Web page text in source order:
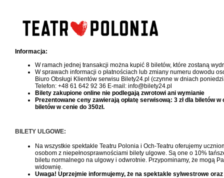
Informacja:
W ramach jednej transakcji można kupić 8 biletów, które zostaną
W sprawach informacji o płatnościach lub zmiany numeru dowodu
Biuro Obsługi Klientów serwisu Bilety24.pl (czynne w dniach
Telefon: +48 61 642 92 36 E-mail: info@bilety24.pl
Bilety zakupione online nie podlegają zwrotowi ani wymianie
Prezentowane ceny zawierają opłatę serwisową: 3 zł dla biletów w
biletów w cenie do 350zł.
BILETY ULGOWE:
Na wszystkie spektakle Teatru Polonia i Och-Teatru oferujemy
osobom z niepełnosprawnościami bilety ulgowe. Są one o 10%
biletu normalnego na ulgowy i odwrotnie. Przypominamy, że mogą
widownię.
Uwaga! Uprzejmie informujemy, że na spektakle sylwestrowe